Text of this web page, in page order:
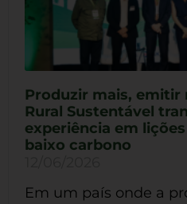
Produzir mais, emitir
Rural Sustentável
experiência em
baixo carbono
Em um país onde a